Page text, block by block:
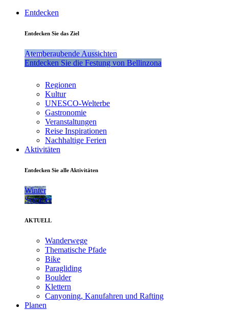
Entdecken
Entdecken Sie das Ziel
Atemberaubende Aussichten
Entdecken Sie die Festung von Bellinzona
Regionen
Kultur
UNESCO-Welterbe
Gastronomie
Veranstaltungen
Reise Inspirationen
Nachhaltige Ferien
Aktivitäten
Entdecken Sie alle Aktivitäten
Winter
Sommer
AKTUELL
Wanderwege
Thematische Pfade
Bike
Paragliding
Boulder
Klettern
Canyoning, Kanufahren und Rafting
Planen